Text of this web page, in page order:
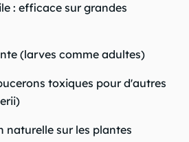
: efficace sur grandes
(larves comme adultes)
toxiques pour d'autres
naturelle sur les plantes